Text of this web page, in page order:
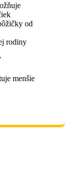
od
rodiny
menšie